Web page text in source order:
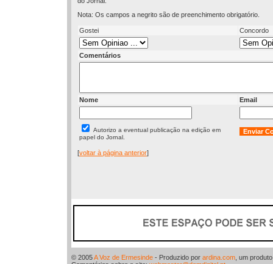
Nota: Os campos a negrito são de preenchimento obrigatório.
Gostei Concordo
Comentários
Nome Email
Autorizo a eventual publicação na edição em
papel do Jornal.
[voltar à página anterior]
© 2005A Voz de Ermesinde - Produzido por ardina.com , um